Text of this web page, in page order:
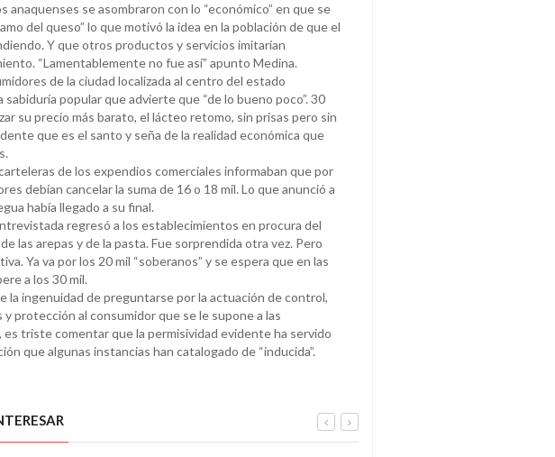
anaquenses se asombraron con lo “económico” en que se
del queso” lo que motivó la idea en la población de que el
Y que otros productos y servicios imitarían
“Lamentablemente no fue así” apunto Medina.
de la ciudad localizada al centro del estado
popular que advierte que “de lo bueno poco”. 30
su precio más barato, el lácteo retomo, sin prisas pero sin
que es el santo y seña de la realidad económica que
de los expendios comerciales informaban que por
debían cancelar la suma de 16 o 18 mil. Lo que anunció a
había llegado a su final.
regresó a los establecimientos en procura del
las arepas y de la pasta. Fue sorprendida otra vez. Pero
Ya va por los 20 mil “soberanos” y se espera que en las
a los 30 mil.
la ingenuidad de preguntarse por la actuación de control,
protección al consumidor que se le supone a las
triste comentar que la permisividad evidente ha servido
que algunas instancias han catalogado de “inducida”.